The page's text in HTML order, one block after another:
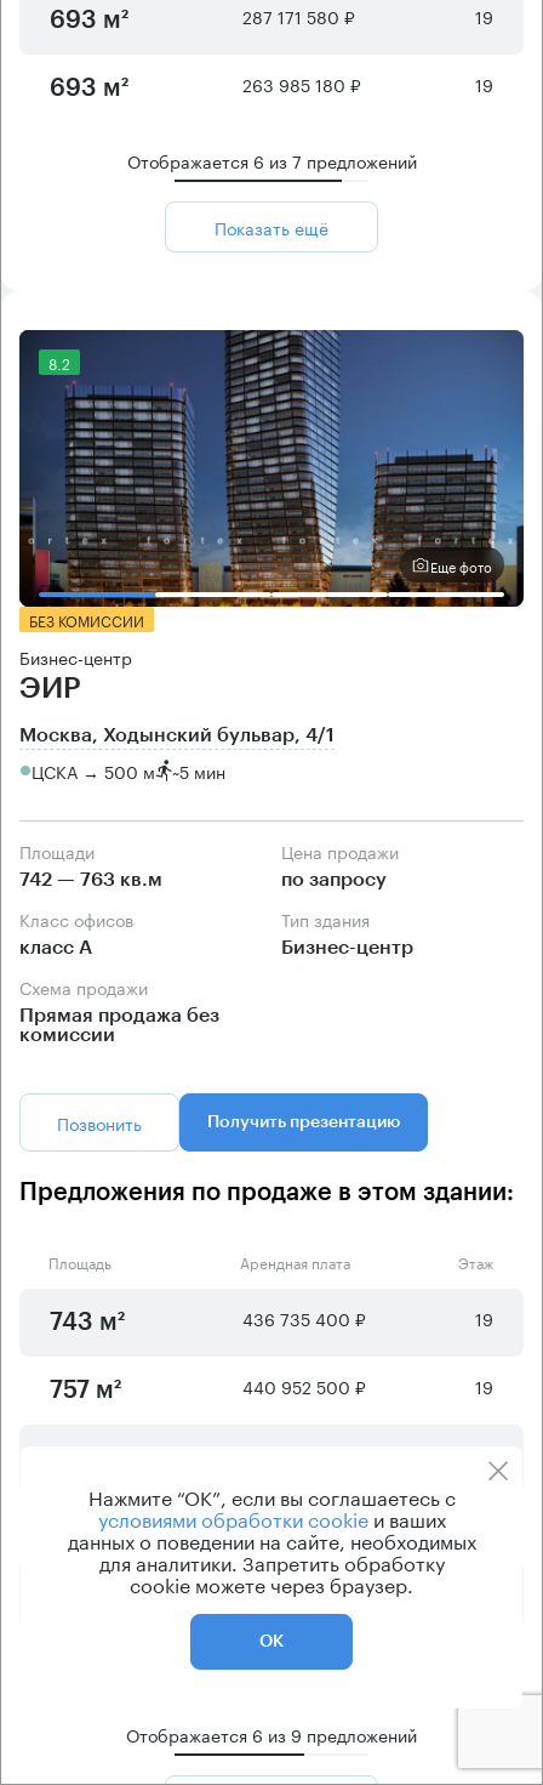
693 м² 287 171 580 ₽ 19
693 м² 263 985 180 ₽ 19
Отображается 6 из7 предложений
Показать ещё
8.2
Еще фото
БЕЗ КОМИССИИ
Бизнес-центр
ЭИР
Москва, Ходынский бульвар, 4/1
ЦСКА → 500 м ~5 мин
Площади
742 — 763 кв.м
Цена продажи
по запросу
Класс офисов
класс А
Тип здания
Бизнес-центр
Схема продажи
Прямая продажа без
комиссии
Позвонить Получить презентацию
Предложения по продаже в этом здании:
Площадь Арендная плата Этаж
743 м² 436 735 400 ₽ 19
757 м² 440 952 500 ₽ 19
758 м² 409 221 460 ₽
466 481 160 ₽
443 000 850 ₽
Отображается 6 из 9 предложений
Нажмите “ОК”, если вы соглашаетесь с
условиями обработки cookieи ваших
данных о поведении на сайте, необходимых
для аналитики. Запретить обработку
cookie можете через браузер.
ОК